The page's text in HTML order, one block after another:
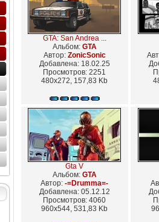
GTA: San Andrea ...
Альбом: GTA
Автор: ZonicSonic
Добавлена: 18.02.25
Просмотров: 2251
480x272, 157,83 Kb
Gta V
Альбом: GTA
Автор: -=Drumma=-
Добавлена: 05.12.12
Просмотров: 4060
960x544, 531,83 Kb